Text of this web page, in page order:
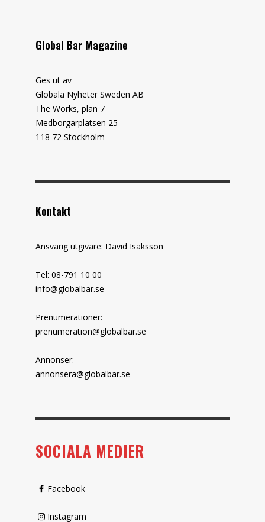
Global Bar Magazine
Ges ut av
Globala Nyheter Sweden AB
The Works, plan 7
Medborgarplatsen 25
118 72 Stockholm
Kontakt
Ansvarig utgivare: David Isaksson
Tel: 08-791 10 00
info@globalbar.se
Prenumerationer:
prenumeration@globalbar.se
Annonser:
annonsera@globalbar.se
SOCIALA MEDIER
Facebook
Instagram